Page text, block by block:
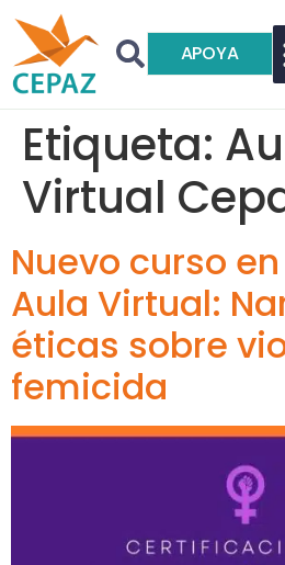
APOYA
Etiqueta:
Virtual
Nuevo curso
Aula Virtual:
éticas sobre
femicida